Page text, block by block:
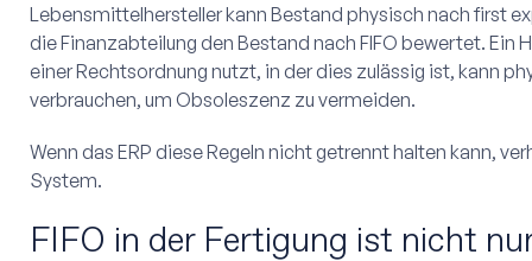
Lebensmittelhersteller kann Bestand physisch nach first
die Finanzabteilung den Bestand nach FIFO bewertet. Ein
einer Rechtsordnung nutzt, in der dies zulässig ist, kann
verbrauchen, um Obsoleszenz zu vermeiden.
Wenn das ERP diese Regeln nicht getrennt halten kann,
System.
FIFO in der Fertigung ist nicht